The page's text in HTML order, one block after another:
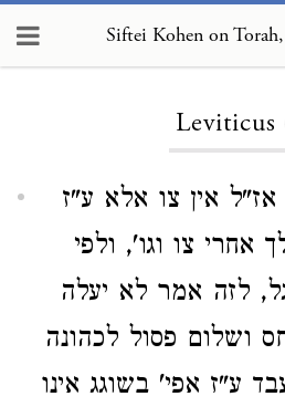
Siftei Kohen on
Leviticus
אין צו אלא ע"ז
אחרי צו וגו', ולפי
לזה אמר לא יעלה
ושלום פסול לכהונה
ע"ז אפי' בשוגג אינו